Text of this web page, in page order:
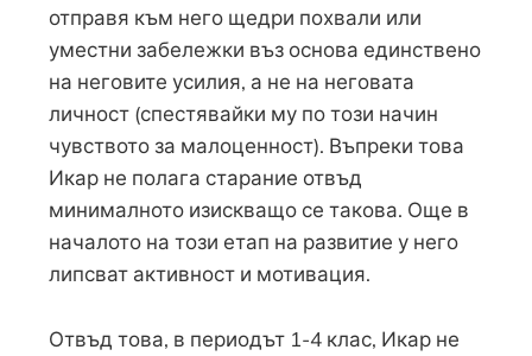
отправя към него щедри похвали или
уместни забележки въз основа единствено
на неговите усилия, а не на неговата
личност (спестявайки му по този начин
чувството за малоценност). Въпреки това
Икар не полага старание отвъд
минималното изискващо се такова. Още в
началото на този етап на развитие у него
липсват активност и мотивация.
Отвъд това, в периодът 1-4 клас, Икар не